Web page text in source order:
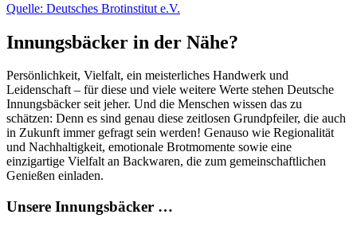
Quelle: Deutsches Brotinstitut e.V.
Innungsbäcker in der Nähe?
Persönlichkeit, Vielfalt, ein meisterliches Handwerk und
Leidenschaft – für diese und viele weitere Werte stehen Deutsche
Innungsbäcker seit jeher. Und die Menschen wissen das zu
schätzen: Denn es sind genau diese zeitlosen Grundpfeiler, die auch
in Zukunft immer gefragt sein werden! Genauso wie Regionalität
und Nachhaltigkeit, emotionale Brotmomente sowie eine
einzigartige Vielfalt an Backwaren, die zum gemeinschaftlichen
Genießen einladen.
Unsere Innungsbäcker …